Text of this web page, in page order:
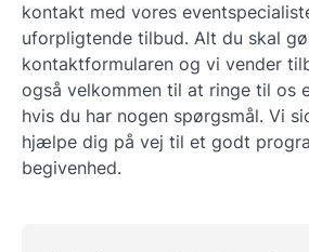
kontakt med vores
uforpligtende tilbud. Alt du skal
kontaktformularen og vi vender
også velkommen til at ringe til os
hvis du har nogen spørgsmål. Vi
hjælpe dig på vej til et godt
begivenhed.